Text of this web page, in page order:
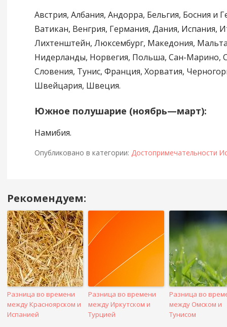
Австрия, Албания, Андорра, Бельгия, Босния и
Ватикан, Венгрия, Германия, Дания, Испания,
Лихтенштейн, Люксембург, Македония,
Нидерланды, Норвегия, Польша, Сан-Марино,
Словения, Тунис, Франция, Хорватия,
Швейцария, Швеция.
Южное полушарие (ноябрь—март):
Намибия.
Опубликовано в категории: Достопримечательности
Навигация
в
посте
Рекомендуем:
Разница во времени
между Красноярском и
Испанией
Разница во времени
между Иркутском и
Турцией
Разница во
между Омском и
Тунисом